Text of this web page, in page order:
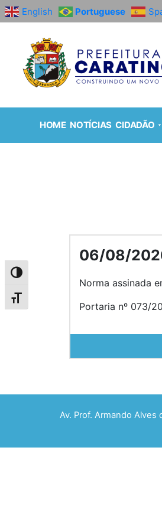
Alternar alto contraste
Alternar tamanho da fonte
English Portuguese
HOME NOTÍCIAS CIDADÃO
06/08/
Norma assinada
Portaria nº 073/
Av. Prof. Armando